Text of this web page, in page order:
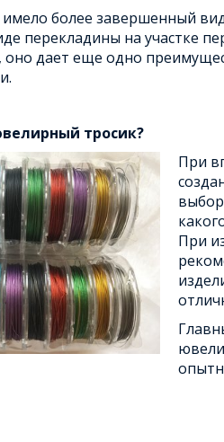
более завершенный
перекладины на участке
оно дает еще одно
тросик?
При
При